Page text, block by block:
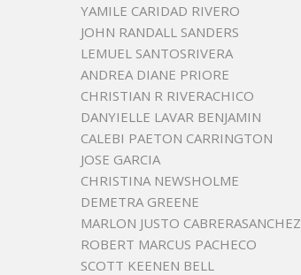
YAMILE CARIDAD RIVERO
JOHN RANDALL SANDERS
LEMUEL SANTOSRIVERA
ANDREA DIANE PRIORE
CHRISTIAN R RIVERACHICO
DANYIELLE LAVAR BENJAMIN
CALEBI PAETON CARRINGTON
JOSE GARCIA
CHRISTINA NEWSHOLME
DEMETRA GREENE
MARLON JUSTO CABRERASANCHEZ
ROBERT MARCUS PACHECO
SCOTT KEENEN BELL